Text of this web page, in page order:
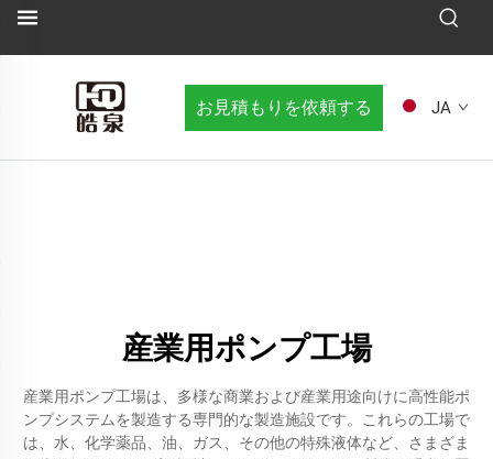
お見積もりを依頼する JA
産業用ポンプ工場
産業用ポンプ工場は、多様な商業および産業用途向けに高性能ポ
ンプシステムを製造する専門的な製造施設です。これらの工場で
は、水、化学薬品、油、ガス、その他の特殊液体など、さまざま